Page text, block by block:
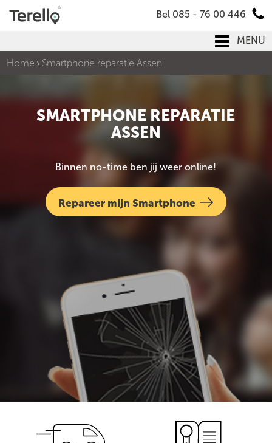
Bel 085 - 76 00 446
MENU
Home
Smartphone reparatie Assen
SMARTPHONE REPARATIE
ASSEN
Binnen no-time ben jij weer online!
Repareer mijn Smartphone